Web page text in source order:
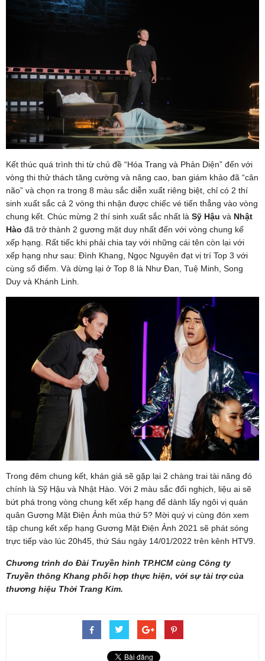
Kết thúc quá trình thi từ chủ đề “Hóa Trang và Phản Diện” đến với
vòng thi thử thách tăng cường và nâng cao, ban giám khảo đã “cân
não” và chọn ra trong 8 màu sắc diễn xuất riêng biệt, chỉ có 2 thí
sinh xuất sắc cả 2 vòng thi nhận được chiếc vé tiến thẳng vào vòng
chung kết. Chúc mừng 2 thí sinh xuất sắc nhất là Sỹ Hậu và Nhật
Hào đã trở thành 2 gương mặt duy nhất đến với vòng chung kế
xếp hạng. Rất tiếc khi phải chia tay với những cái tên còn lại với
xếp hạng như sau: Đình Khang, Ngọc Nguyên đạt vị trí Top 3 với
cùng số điểm. Và dừng lại ở Top 8 là Như Đan, Tuệ Minh, Song
Duy và Khánh Linh.
Trong đêm chung kết, khán giả sẽ gặp lại 2 chàng trai tài năng đó
chính là Sỹ Hậu và Nhật Hào. Với 2 màu sắc đối nghịch, liệu ai sẽ
bứt phá trong vòng chung kết xếp hạng để dành lấy ngôi vị quán
quân Gương Mặt Điện Ảnh mùa thứ 5? Mời quý vị cùng đón xem
tập chung kết xếp hạng Gương Mặt Điện Ảnh 2021 sẽ phát sóng
trực tiếp vào lúc 20h45, thứ Sáu ngày 14/01/2022 trên kênh HTV9.
Chương trình do Đài Truyền hình TP.HCM cùng Công ty
Truyền thông Khang phối hợp thực hiện, với sự tài trợ của
thương hiệu Thời Trang Kim.